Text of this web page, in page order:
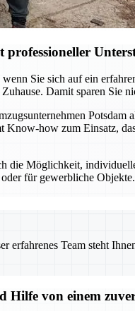
professioneller
Sie sich auf ein
Damit sparen Sie
how zum Einsatz,
die Möglichkeit,
für gewerbliche
erfahrenes Team steht
von einem